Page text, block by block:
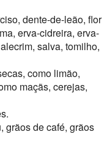
dente-de-leão, flor
erva-cidreira, erva-
salva, tomilho,
como limão,
maçãs, cerejas,
grãos de café, grãos